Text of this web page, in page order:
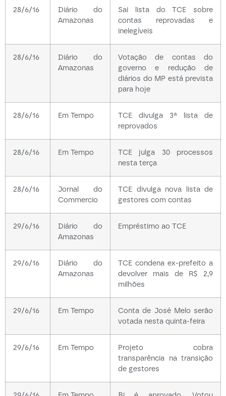
28/6/16
Diário do
Amazonas
Sai lista do TCE sobre
contas reprovadas e
inelegíveis
28/6/16
Diário do
Amazonas
Votação de contas do
governo e redução de
diários do MP está prevista
para hoje
28/6/16 Em Tempo
TCE divulga 3ª lista de
reprovados
28/6/16 Em Tempo
TCE julga 30 processos
nesta terça
28/6/16
Jornal do
Commercio
TCE divulga nova lista de
gestores com contas
29/6/16
Diário do
Amazonas
Empréstimo ao TCE
29/6/16
Diário do
Amazonas
TCE condena ex-prefeito a
devolver mais de R$ 2,9
milhões
29/6/16 Em Tempo
Conta de José Melo serão
votada nesta quinta-feira
29/6/16 Em Tempo
Projeto cobra
transparência na transição
de gestores